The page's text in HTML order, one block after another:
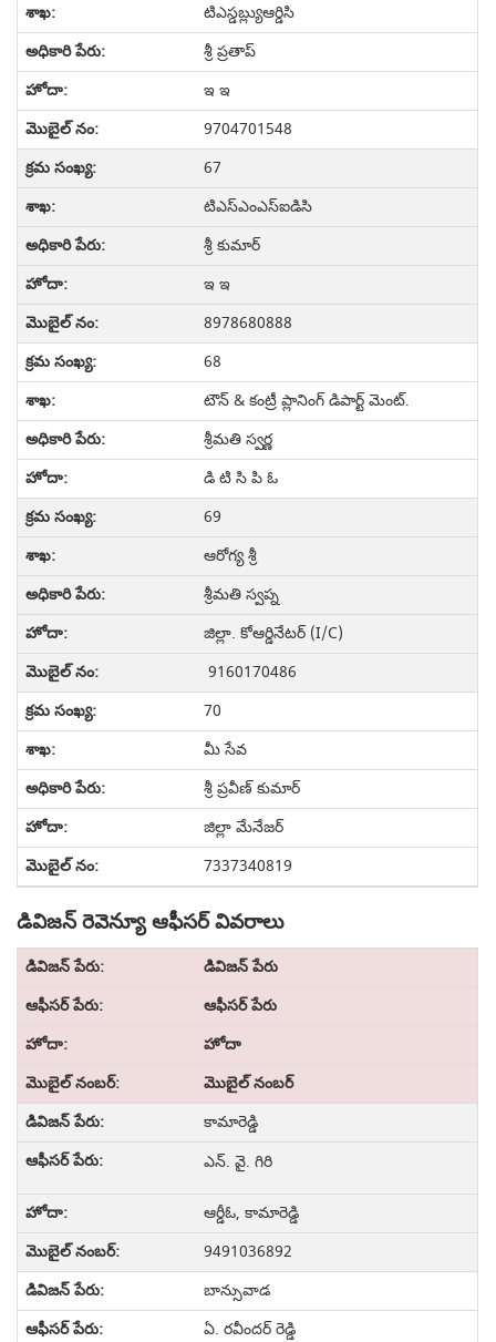
టిఎస్డబ్ల్యుఆర్డిసి
శ్రీ ప్రతాప్
ఇ ఇ
9704701548
67
టిఎస్ఎంఎస్ఐడిసి
శ్రీ కుమార్
ఇ ఇ
8978680888
68
టౌన్ & కంట్రీ ప్లానింగ్ డిపార్ట్ మెంట్.
శ్రీమతి స్వర్ణ
డి టి సి పి ఓ
69
ఆరోగ్య శ్రీ
శ్రీమతి స్వప్న
జిల్లా. కోఆర్డినేటర్ (I/C)
9160170486
70
మీ సేవ
శ్రీ ప్రవీణ్ కుమార్
జిల్లా మేనేజర్
7337340819
డివిజన్ రెవెన్యూ ఆఫీసర్ వివరాలు
డివిజన్ పేరు
ఆఫీసర్ పేరు
హోదా
మొబైల్ నంబర్
కామారెడ్డి
ఎన్. వై. గిరి
ఆర్డీఓ, కామారెడ్డి
9491036892
బాన్సువాడ
ఏ. రవీందర్ రెడ్డి